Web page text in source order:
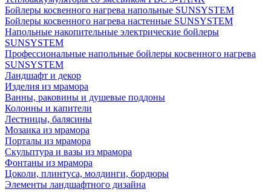
Бойлеры косвенного нагрева напольные SUNSYSTEM
Бойлеры косвенного нагрева настенные SUNSYSTEM
Напольные накопительные электрические бойлеры
SUNSYSTEM
Профессиональные напольные бойлеры косвенного нагрева
SUNSYSTEM
Ландшафт и декор
Изделия из мрамора
Ванны, раковины и душевые поддоны
Колонны и капители
Лестницы, балясины
Мозаика из мрамора
Порталы из мрамора
Скульптура и вазы из мрамора
Фонтаны из мрамора
Цоколи, плинтуса, молдинги, бордюры
Элементы ландшафтного дизайна